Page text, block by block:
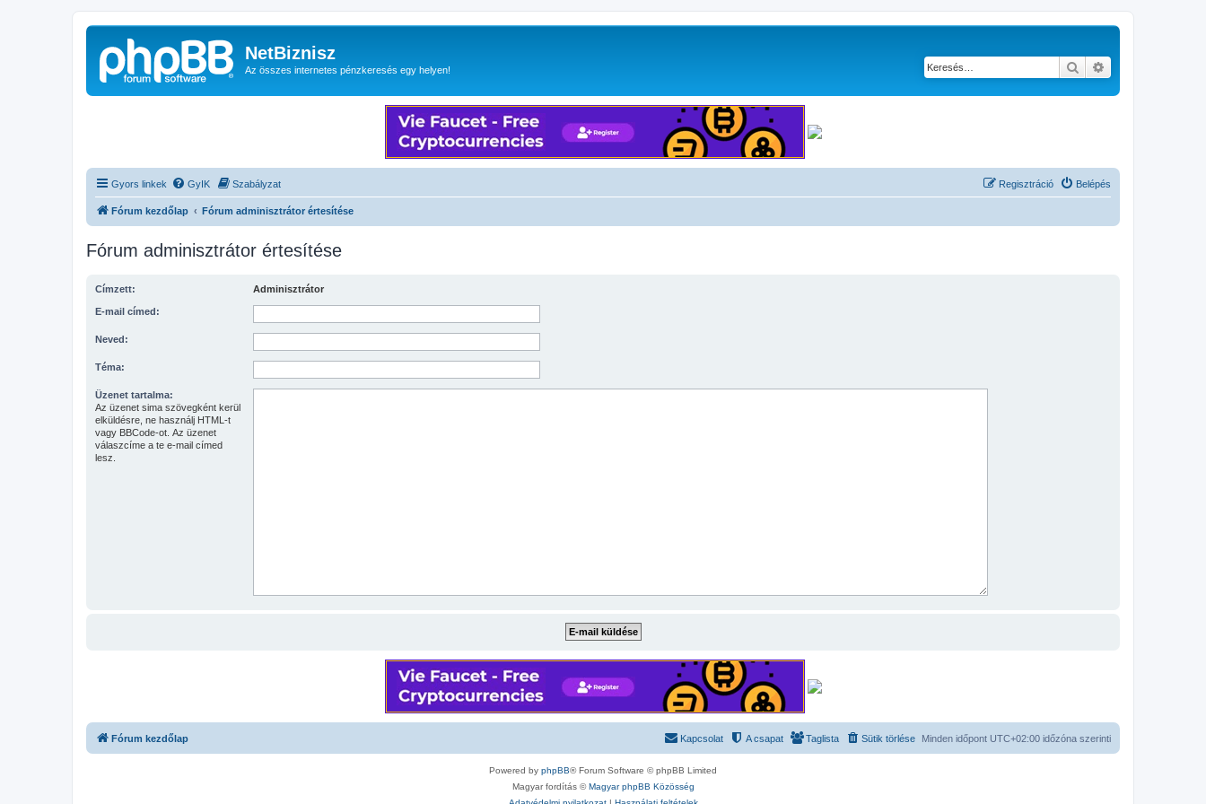
NetBiznisz
Az összes internetes pénzkeresés egy helyen! Keresés
Gyors linkek GyIK Szabályzat Belépés
Regisztráció
Fórum kezdőlap Fórum adminisztrátor értesítése
Fórum adminisztrátor értesítése
Címzett: Adminisztrátor
E-mail címed:
Neved:
Téma:
Üzenet tartalma:
Az üzenet sima szövegként kerül
elküldésre, ne használj HTML-t
vagy BBCode-ot. Az üzenet
válaszcíme a te e-mail címed
lesz.
Fórum kezdőlap Minden időpont UTC+02:00 időzóna szerinti
Sütik törlése
Taglista
A csapat
Kapcsolat
Powered by phpBB® Forum Software © phpBB Limited
Magyar fordítás ©Magyar phpBB Közösség